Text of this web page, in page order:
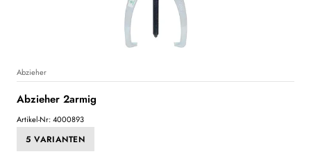
Abzieher
Abzieher 2armig
Artikel-Nr: 4000893
5 VARIANTEN